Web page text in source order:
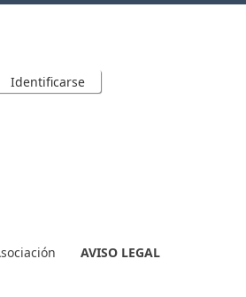
Identificarse
AVISO LEGAL